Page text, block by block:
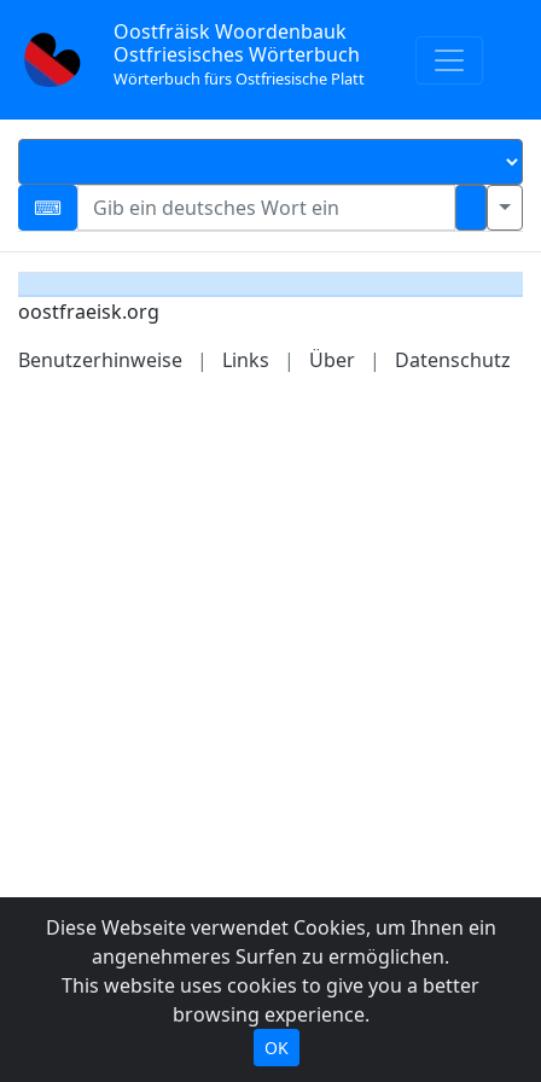
Oostfräisk Woordenbauk
Ostfriesisches Wörterbuch
Wörterbuch fürs Ostfriesische Platt
oostfraeisk.org
Benutzerhinweise
| Links | Über | Datenschutz
Diese Webseite verwendet Cookies, um Ihnen ein
angenehmeres Surfen zu ermöglichen.
This website uses cookies to give you a better
browsing experience.
OK